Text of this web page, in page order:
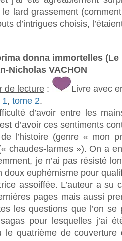
lard grassement
d’intrigues choisis,
donna immortelles
Nicholas VACHON
de lecture :
Livre avec
1, tome 2.
d’avoir entre les
d’avoir ces sentiments
l’histoire (genre « mon
chaudes-larmes »). On a
je n’ai pas résisté
doux euphémisme pour
assoiffée. L’auteur a su
pages mais aussi
les questions que l’on se
pour lesquelles j’ai
le quatrième de